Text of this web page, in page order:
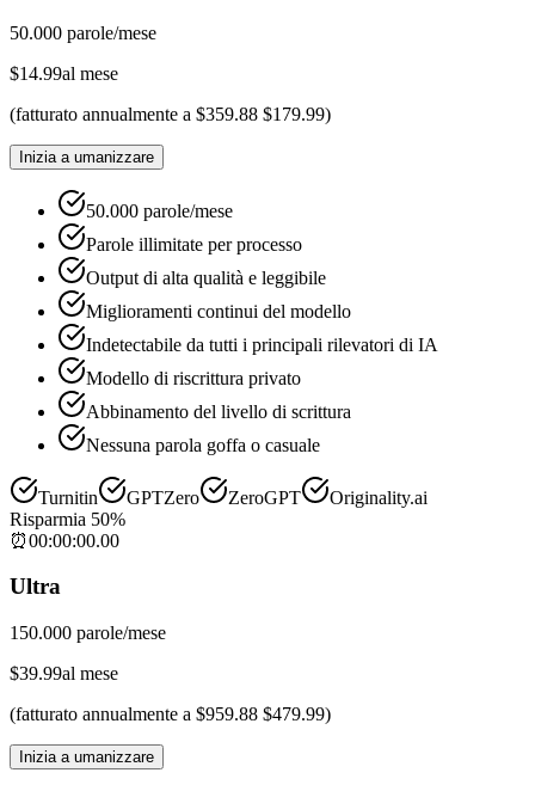
50.000 parole/mese
$14.99al mese
(fatturato annualmente a $359.88 $179.99)
Inizia a umanizzare
50.000 parole/mese
Parole illimitate per processo
Output di alta qualità e leggibile
Miglioramenti continui del modello
Indetectabile da tutti i principali rilevatori di IA
Modello di riscrittura privato
Abbinamento del livello di scrittura
Nessuna parola goffa o casuale
Turnitin GPTZero ZeroGPT
Originality.ai
Risparmia 50%
⏰00:00:00.00
Ultra
150.000 parole/mese
$39.99al mese
(fatturato annualmente a $959.88 $479.99)
Inizia a umanizzare